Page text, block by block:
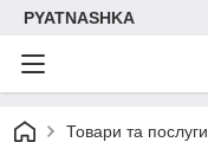
PYATNASHKA
Товари та послуги